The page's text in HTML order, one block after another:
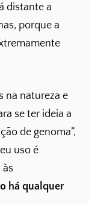
distante a
porque a
na natureza e
se ter ideia a
de genoma”,
uso é
às
há qualquer